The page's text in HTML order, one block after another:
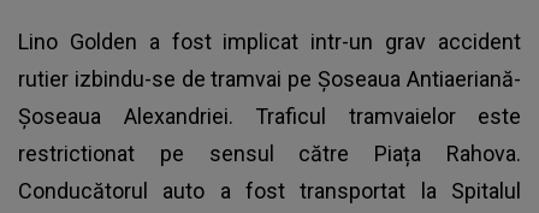
Lino Golden a fost implicat intr-un grav accident
rutier izbindu-se de tramvai pe Șoseaua Antiaeriană-
Șoseaua Alexandriei. Traficul tramvaielor este
restrictionat pe sensul către Piața Rahova.
Conducătorul auto a fost transportat la Spitalul